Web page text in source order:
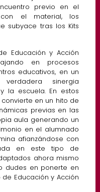
previo en el
el material, los
subyace tras los Kits
Educación y Acción
en procesos
educativos, en un
sinergia
la escuela. En estos
en un hito de
previas en las
aula generando un
en el alumnado
afianzándose con
en este tipo de
ahora mismo
dudes en ponerte en
Educación y Acción